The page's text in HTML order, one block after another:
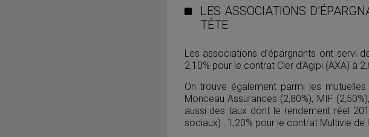
LES ASSOCIATIONS
TÊTE
Les associations d’épargnants ont servi
2,10% pour le contrat Cler d’Agipi (AXA) à
On trouve également parmi les
Monceau Assurances (2,80%), MIF
aussi des taux dont le rendement réel
sociaux) : 1,20% pour le contrat Multivie